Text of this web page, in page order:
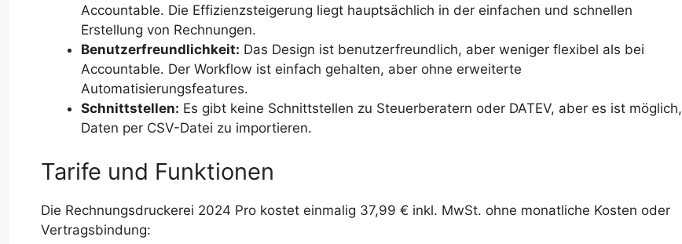
Accountable. Die Effizienzsteigerung liegt hauptsächlich in der einfachen und schnellen
Erstellung von Rechnungen.
Benutzerfreundlichkeit: Das Design ist benutzerfreundlich, aber weniger flexibel als bei
Accountable. Der Workflow ist einfach gehalten, aber ohne erweiterte
Automatisierungsfeatures.
Schnittstellen: Es gibt keine Schnittstellen zu Steuerberatern oder DATEV, aber es ist möglich,
Daten per CSV-Datei zu importieren.
Tarife und Funktionen
Die Rechnungsdruckerei 2024 Pro kostet einmalig 37,99 € inkl. MwSt. ohne monatliche Kosten oder
Vertragsbindung: